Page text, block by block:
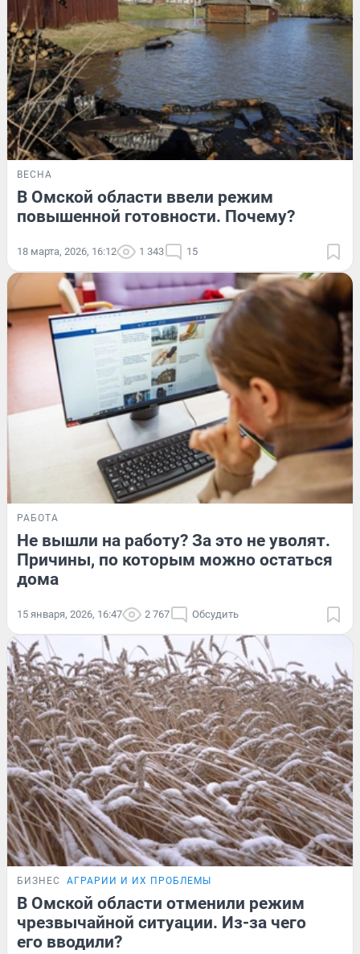
ВЕСНА
В Омской области ввели режим
повышенной готовности. Почему?
18 марта, 2026, 16:12 1 343 15
РАБОТА
Не вышли на работу? За это не уволят.
Причины, по которым можно остаться
дома
15 января, 2026, 16:47 2 767 Обсудить
БИЗНЕС АГРАРИИ И ИХ ПРОБЛЕМЫ
В Омской области отменили режим
чрезвычайной ситуации. Из-за чего
его вводили?